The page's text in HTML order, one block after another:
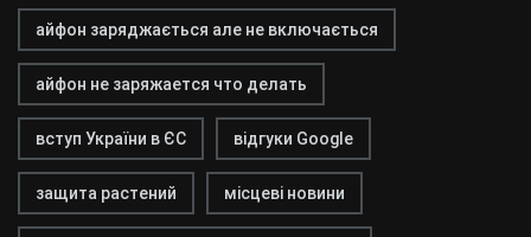
айфон заряджається але не включається
айфон не заряжается что делать
вступ України в ЄС відгуки Google
защита растений місцеві новини